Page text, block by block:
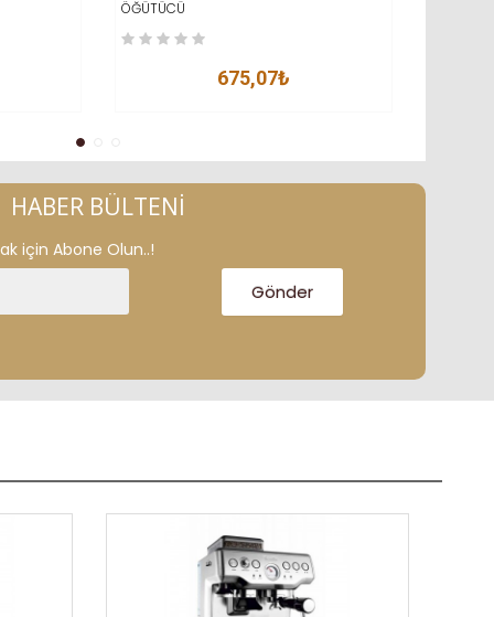
ÖĞÜTÜCÜ
675,07₺
HABER BÜLTENI
için Abone Olun..!
Gönder